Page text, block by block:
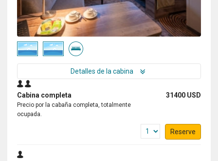
Detalles de la cabina
Cabina completa 31400 USD
Precio por la cabaña completa, totalmente
ocupada.
Reserve